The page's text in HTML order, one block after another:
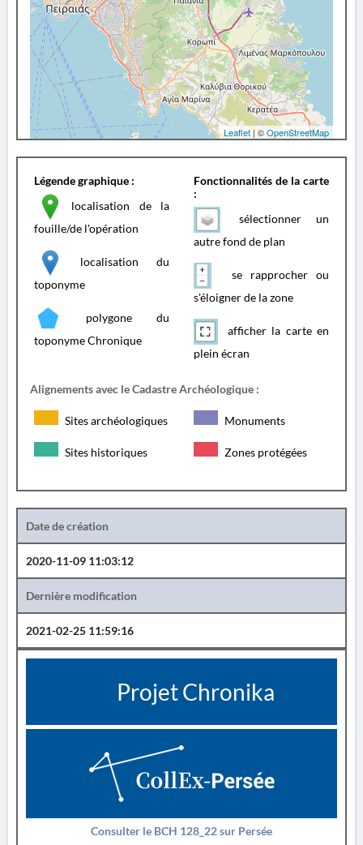
Leaflet | ©OpenStreetMap
Légende graphique :
localisation de la
fouille/de l'opération
localisation du
toponyme
polygone du
toponyme Chronique
Fonctionnalités de la carte
:
sélectionner un
autre fond de plan
se rapprocher ou
s'éloigner de la zone
afficher la carte en
plein écran
Alignements avec le Cadastre Archéologique :
Sites archéologiques Monuments
Sites historiques Zones protégées
Date de création
2020-11-09 11:03:12
Dernière modification
2021-02-25 11:59:16
Projet Chronika
Consulter le BCH 128_22 sur Persée